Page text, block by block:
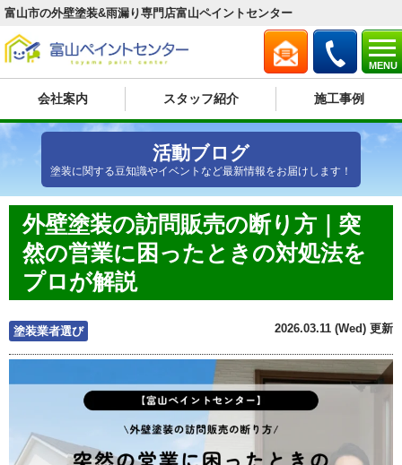
MENU
富山市の外壁塗装&雨漏り専門店富山ペイントセンター
会社案内 スタッフ紹介 施工事例
活動ブログ
塗装に関する豆知識やイベントなど最新情報をお届けします！
外壁塗装の訪問販売の断り方｜突
然の営業に困ったときの対処法を
プロが解説
塗装業者選び 2026.03.11 (Wed) 更新